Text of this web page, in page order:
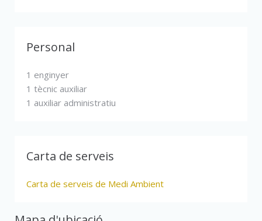
Personal
1 enginyer
1 tècnic auxiliar
1 auxiliar administratiu
Carta de serveis
Carta de serveis de Medi Ambient